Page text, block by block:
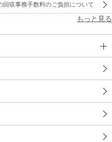
回収事務手数料のご負担について
もっと見る